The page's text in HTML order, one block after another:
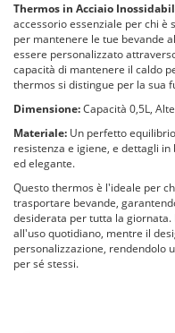
Thermos in Acciaio
accessorio essenziale per chi
per mantenere le tue bevande
essere personalizzato
capacità di mantenere il caldo
thermos si distingue per la sua
Dimensione:Capacità 0,5L,
Materiale: Un perfetto
resistenza e igiene, e dettagli
ed elegante.
Questo thermos è l'ideale per
trasportare bevande,
desiderata per tutta la
all'uso quotidiano, mentre il
personalizzazione, rendendolo
per sé stessi.